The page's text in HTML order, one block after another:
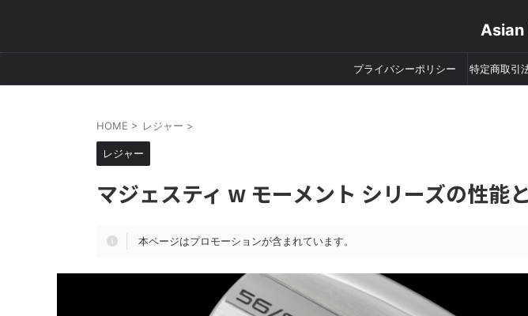
Asian
プライバシーポリシー 特定商取引
HOME > レジャー >
レジャー
マジェスティ w モーメント シリーズの性能
本ページはプロモーションが含まれています。